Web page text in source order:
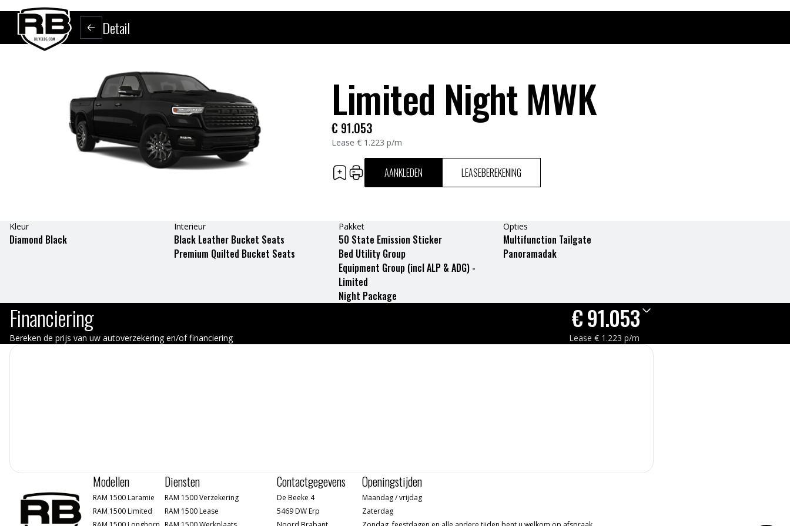
Detail
Limited Night MWK
€ 91.053
Lease € 1.223 p/m
AANKLEDEN LEASEBEREKENING
Kleur
Diamond Black
Interieur
Black Leather Bucket Seats
Premium Quilted Bucket Seats
Pakket
50 State Emission Sticker
Bed Utility Group
Equipment Group (incl ALP & ADG) -
Limited
Night Package
Opties
Multifunction Tailgate
Panoramadak
Financiering
Bereken de prijs van uw autoverzekering en/of financiering
€91.053
Lease € 1.223 p/m
Modellen
RAM 1500 Laramie
RAM 1500 Limited
Diensten
RAM 1500 Verzekering
RAM 1500 Lease
Contactgegevens
De Beeke 4
5469 DW Erp
Openingstijden
Maandag / vrijdag
Zaterdag